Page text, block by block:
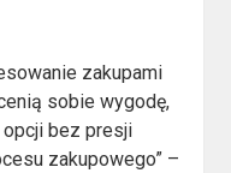
zakupami
sobie wygodę,
opcji bez presji
zakupowego” –